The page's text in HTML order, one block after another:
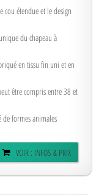
cou étendue et le design
du chapeau à
en tissu fin uni et en
être compris entre 38 et
de formes animales
VOIR : INFOS & PRIX